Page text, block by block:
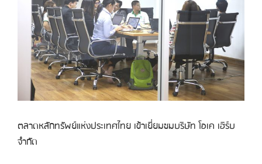
ตลาดหลักทรัพย์แห่งประเทศไทย เข้าเยี่ยมชมบริษัท โอเค เฮิร์บ
จำกัด